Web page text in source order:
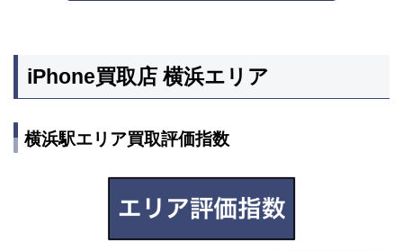
iPhone買取店 横浜エリア
横浜駅エリア買取評価指数